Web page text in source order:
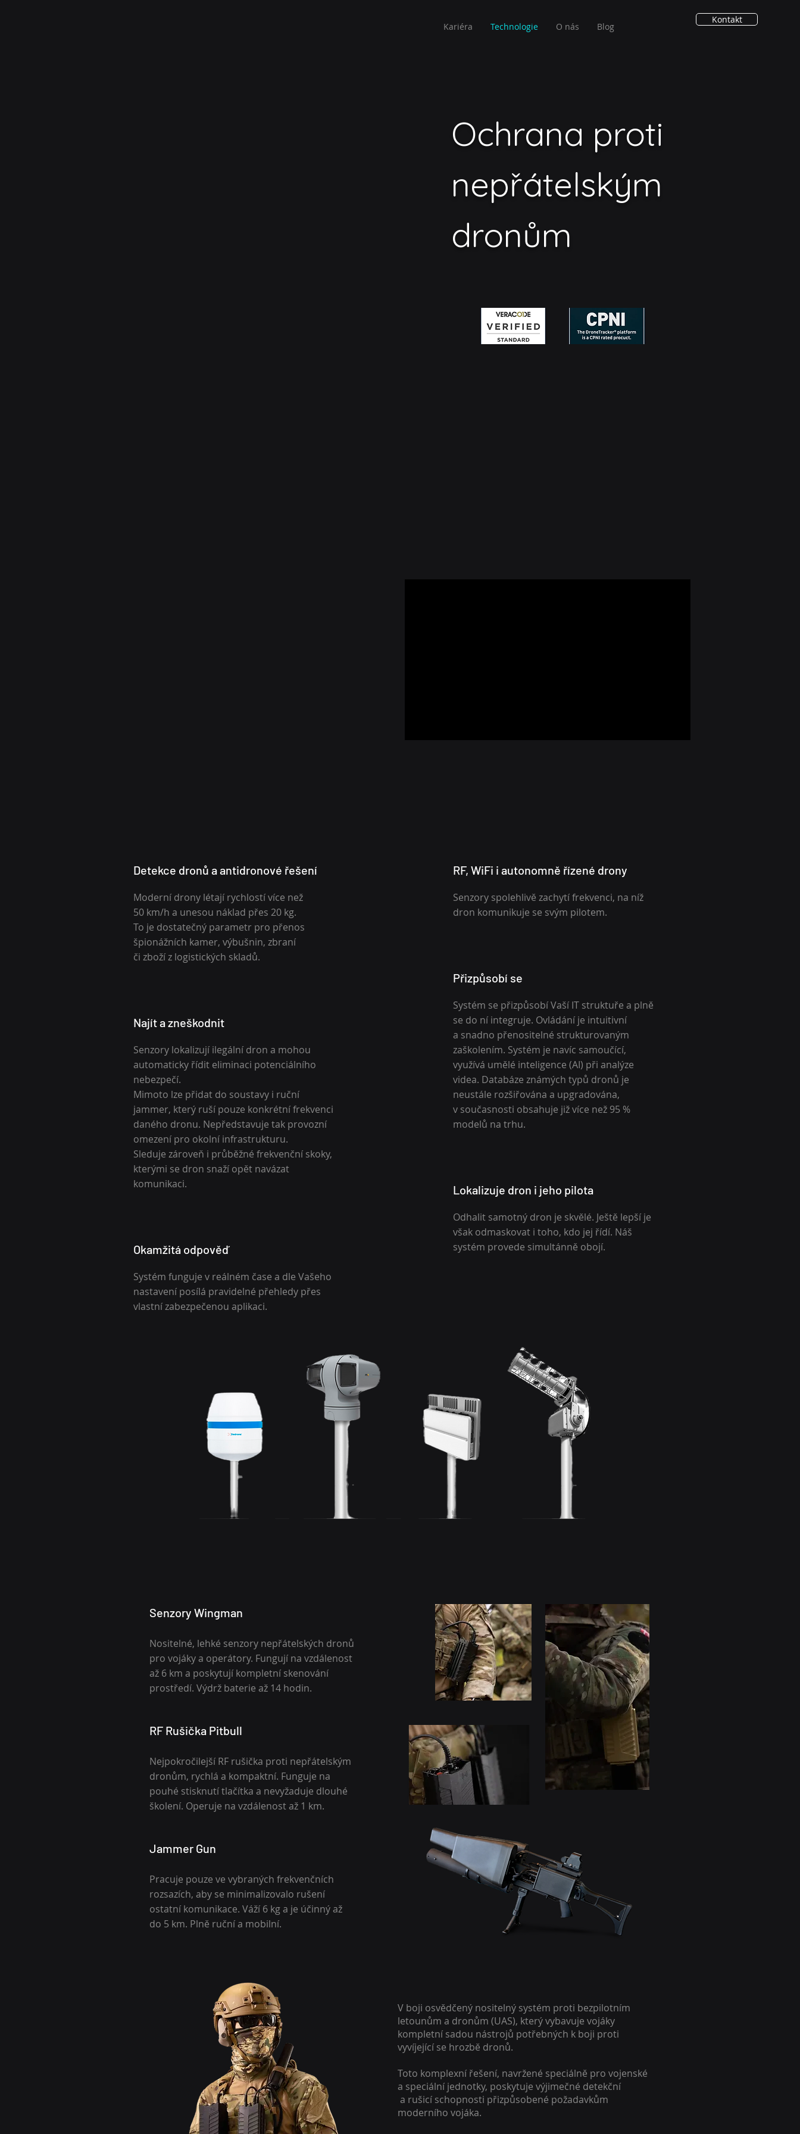
Kariéra Technologie O nás Blog
Kontakt
Ochrana proti
nepřátelským
dronům
Detekce dronů a antidronové řešení
Moderní drony létají rychlostí více než
50 km/h a unesou náklad přes 20 kg.
To je dostatečný parametr pro přenos
špionážních kamer, výbušnin, zbraní
či zboží z logistických skladů.
Najít a zneškodnit
Senzory lokalizují ilegální dron a mohou
automaticky řídit eliminaci potenciálního
nebezpečí.
Mimoto lze přidat do soustavy i ruční
jammer, který ruší pouze konkrétní frekvenci
daného dronu. Nepředstavuje tak provozní
omezení pro okolní infrastrukturu.
Sleduje zároveň i průběžné frekvenční skoky,
kterými se dron snaží opět navázat
komunikaci.
Okamžitá odpověď
Systém funguje v reálném čase a dle Vašeho
nastavení posílá pravidelné přehledy přes
vlastní zabezpečenou aplikaci.
RF, WiFi i autonomně řízené drony
Senzory spolehlivě zachytí frekvenci, na níž
dron komunikuje se svým pilotem.
Přizpůsobí se
Systém se přizpůsobí Vaší IT struktuře a plně
se do ní integruje. Ovládání je intuitivní
a snadno přenositelné strukturovaným
zaškolením. Systém je navíc samoučící,
využívá umělé inteligence (AI) při analýze
videa. Databáze známých typů dronů je
neustále rozšiřována a upgradována,
v současnosti obsahuje již více než 95 %
modelů na trhu.
Lokalizuje dron i jeho pilota
Odhalit samotný dron je skvělé. Ještě lepší je
však odmaskovat i toho, kdo jej řídí. Náš
systém provede simultánně obojí.
Senzory Wingman
Nositelné, lehké senzory nepřátelských dronů
pro vojáky a operátory. Fungují na vzdálenost
až 6 km a poskytují kompletní skenování
prostředí. Výdrž baterie až 14 hodin.
RF Rušička Pitbull
Nejpokročilejší RF rušička proti nepřátelským
dronům, rychlá a kompaktní. Funguje na
pouhé stisknutí tlačítka a nevyžaduje dlouhé
školení. Operuje na vzdálenost až 1 km.
Jammer Gun
Pracuje pouze ve vybraných frekvenčních
rozsazích, aby se minimalizovalo rušení
ostatní komunikace. Váží 6 kg a je účinný až
do 5 km. Plně ruční a mobilní.
V boji osvědčený nositelný systém proti bezpilotním
letounům a dronům (UAS), který vybavuje vojáky
kompletní sadou nástrojů potřebných k boji proti
vyvíjející se hrozbě dronů.
Toto komplexní řešení, navržené speciálně pro vojenské
a speciální jednotky, poskytuje výjimečné detekční
a rušicí schopnosti přizpůsobené požadavkům
moderního vojáka.